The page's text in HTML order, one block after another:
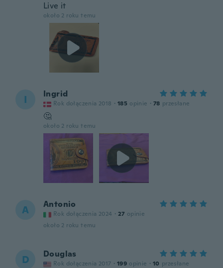
Live it
około 2 roku temu
I Ingrid
Rok dołączenia 2018 · 185 opinie · 78 przesłane
🤔
około 2 roku temu
A Antonio
Rok dołączenia 2024 · 27 opinie
około 2 roku temu
D Douglas
Rok dołączenia 2017 · 199 opinie · 10 przesłane